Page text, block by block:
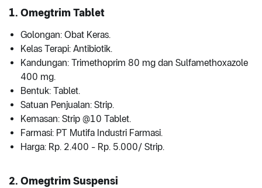
1. Omegtrim Tablet
Golongan: Obat Keras.
Kelas Terapi: Antibiotik.
Kandungan: Trimethoprim 80 mg dan Sulfamethoxazole
400 mg.
Bentuk: Tablet.
Satuan Penjualan: Strip.
Kemasan: Strip @10 Tablet.
Farmasi: PT Mutifa Industri Farmasi.
Harga: Rp. 2.400 - Rp. 5.000/ Strip.
2. Omegtrim Suspensi